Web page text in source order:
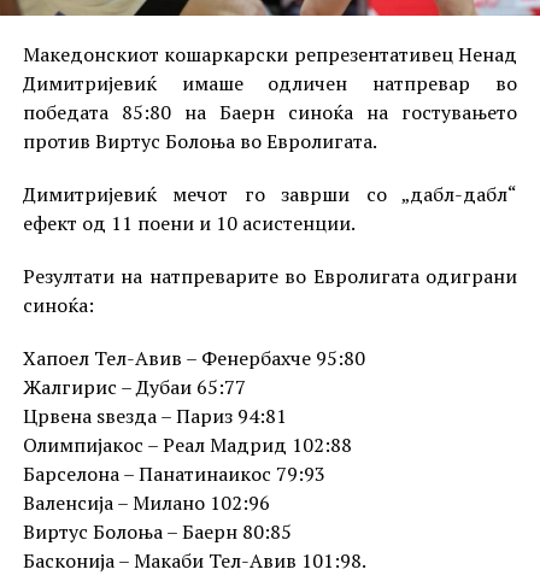
Македонскиот кошаркарски репрезентативец Ненад
Димитријевиќ имаше одличен натпревар во
победата 85:80 на Баерн синоќа на гостувањето
против Виртус Болоња во Евролигата.
Димитријевиќ мечот го заврши со „дабл-дабл“
ефект од 11 поени и 10 асистенции.
Резултати на натпреварите во Евролигата одиграни
синоќа:
Хапоел Тел-Авив – Фенербахче 95:80
Жалгирис – Дубаи 65:77
Црвена ѕвезда – Париз 94:81
Олимпијакос – Реал Мадрид 102:88
Барселона – Панатинаикос 79:93
Валенсија – Милано 102:96
Виртус Болоња – Баерн 80:85
Басконија – Макаби Тел-Авив 101:98.